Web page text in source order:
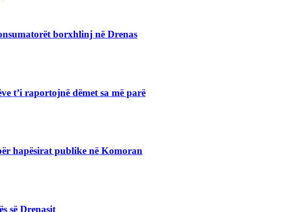
borxhlinj në Drenas
t’i raportojnë dëmet sa më parë
hapësirat publike në Komoran
së Drenasit